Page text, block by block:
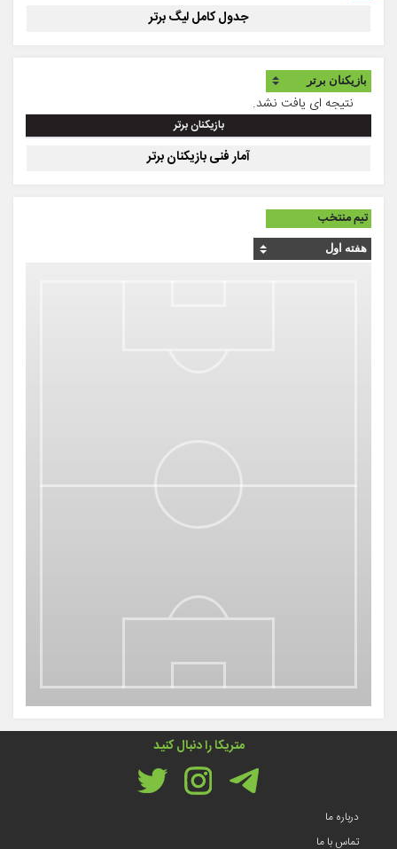
جدول کامل لیگ برتر
نتیجه ای یافت نشد.
بازیکنان برتر
آمار فنی بازیکنان برتر
تیم منتخب
متریکا را دنبال کنید
درباره ما
تماس با ما